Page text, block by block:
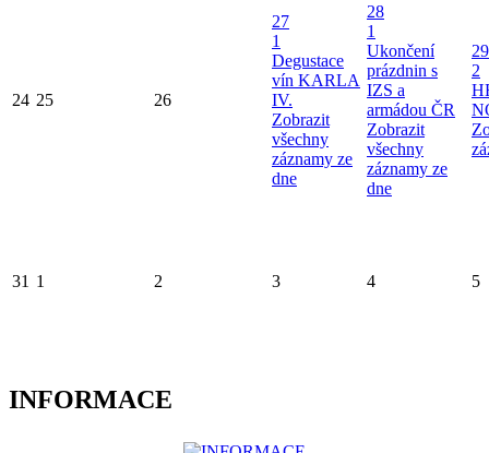
24 25 26
27
1
Degustace
vín KARLA
IV.
Zobrazit
všechny
záznamy ze
dne
28
1
Ukončení
prázdnin s
IZS a
armádou ČR
Zobrazit
všechny
záznamy ze
dne
29
2
31 1 2 3 4 5
INFORMACE